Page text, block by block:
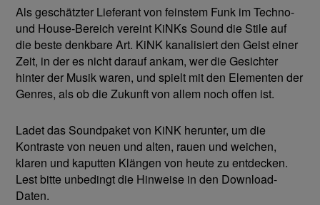
Als geschätzter Lieferant von feinstem Funk im Techno-
und House-Bereich vereint KiNKs Sound die Stile auf
die beste denkbare Art. KiNK kanalisiert den Geist einer
Zeit, in der es nicht darauf ankam, wer die Gesichter
hinter der Musik waren, und spielt mit den Elementen der
Genres, als ob die Zukunft von allem noch offen ist.
Ladet das Soundpaket von KiNK herunter, um die
Kontraste von neuen und alten, rauen und weichen,
klaren und kaputten Klängen von heute zu entdecken.
Lest bitte unbedingt die Hinweise in den Download-
Daten.